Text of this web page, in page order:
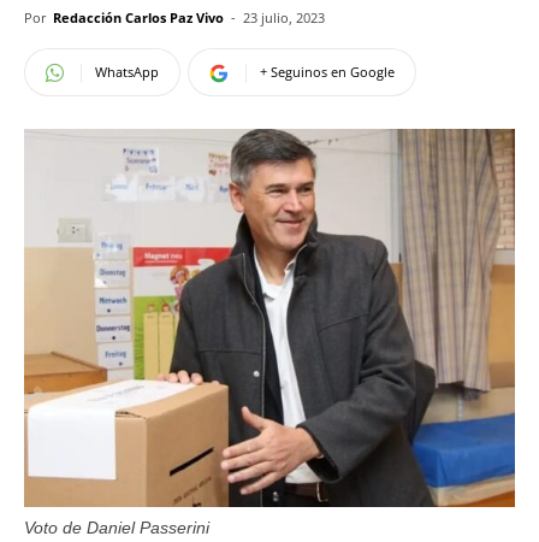
Por Redacción Carlos Paz Vivo - 23 julio, 2023
WhatsApp + Seguinos en Google
Voto de Daniel Passerini